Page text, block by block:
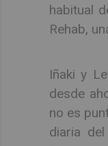
habitual
Rehab,
Iñaki y
desde
no es
diaria